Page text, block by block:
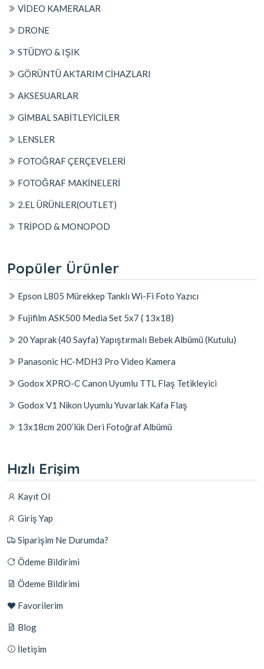
VİDEO KAMERALAR
DRONE
STÜDYO & IŞIK
GÖRÜNTÜ AKTARIM CİHAZLARI
AKSESUARLAR
GİMBAL SABİTLEYİCİLER
LENSLER
FOTOĞRAF ÇERÇEVELERİ
FOTOĞRAF MAKİNELERİ
2.EL ÜRÜNLER(OUTLET)
TRİPOD & MONOPOD
Popüler Ürünler
Epson L805 Mürekkep Tanklı Wi-Fi Foto Yazıcı
Fujifilm ASK500 Media Set 5x7 ( 13x18)
20 Yaprak (40 Sayfa) Yapıştırmalı Bebek Albümü (Kutulu)
Panasonic HC-MDH3 Pro Video Kamera
Godox XPRO-C Canon Uyumlu TTL Flaş Tetikleyici
Godox V1 Nikon Uyumlu Yuvarlak Kafa Flaş
13x18cm 200’lük Deri Fotoğraf Albümü
Hızlı Erişim
Kayıt Ol
Giriş Yap
Siparişim Ne Durumda?
Ödeme Bildirimi
Ödeme Bildirimi
Favorilerim
Blog
İletişim